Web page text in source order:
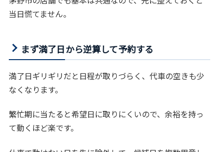
当日慌てません。
まず満了日から逆算して予約する
満了日ギリギリだと日程が取りづらく、代車の空きも少
なくなります。
繁忙期に当たると希望日に取りにくいので、余裕を持っ
て動くほど楽です。